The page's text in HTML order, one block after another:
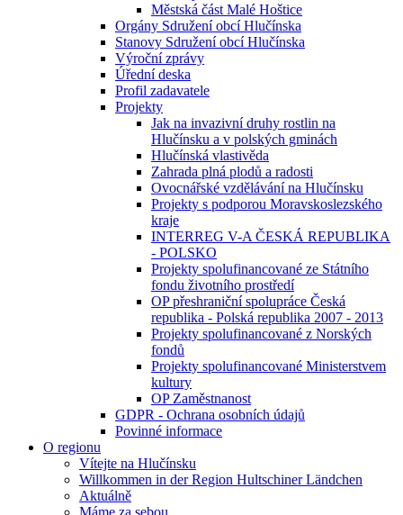
Městská část Malé Hoštice
Orgány Sdružení obcí Hlučínska
Stanovy Sdružení obcí Hlučínska
Výroční zprávy
Úřední deska
Profil zadavatele
Projekty
Jak na invazivní druhy rostlin na
Hlučínsku a v polských gminách
Hlučínská vlastivěda
Zahrada plná plodů a radosti
Ovocnářské vzdělávání na Hlučínsku
Projekty s podporou Moravskoslezského
kraje
INTERREG V-A ČESKÁ REPUBLIKA
- POLSKO
Projekty spolufinancované ze Státního
fondu životního prostředí
OP přeshraniční spolupráce Česká
republika - Polská republika 2007 - 2013
Projekty spolufinancované z Norských
fondů
Projekty spolufinancované Ministerstvem
kultury
OP Zaměstnanost
GDPR - Ochrana osobních údajů
Povinné informace
O regionu
Vítejte na Hlučínsku
Willkommen in der Region Hultschiner Ländchen
Aktuálně
Máme za sebou